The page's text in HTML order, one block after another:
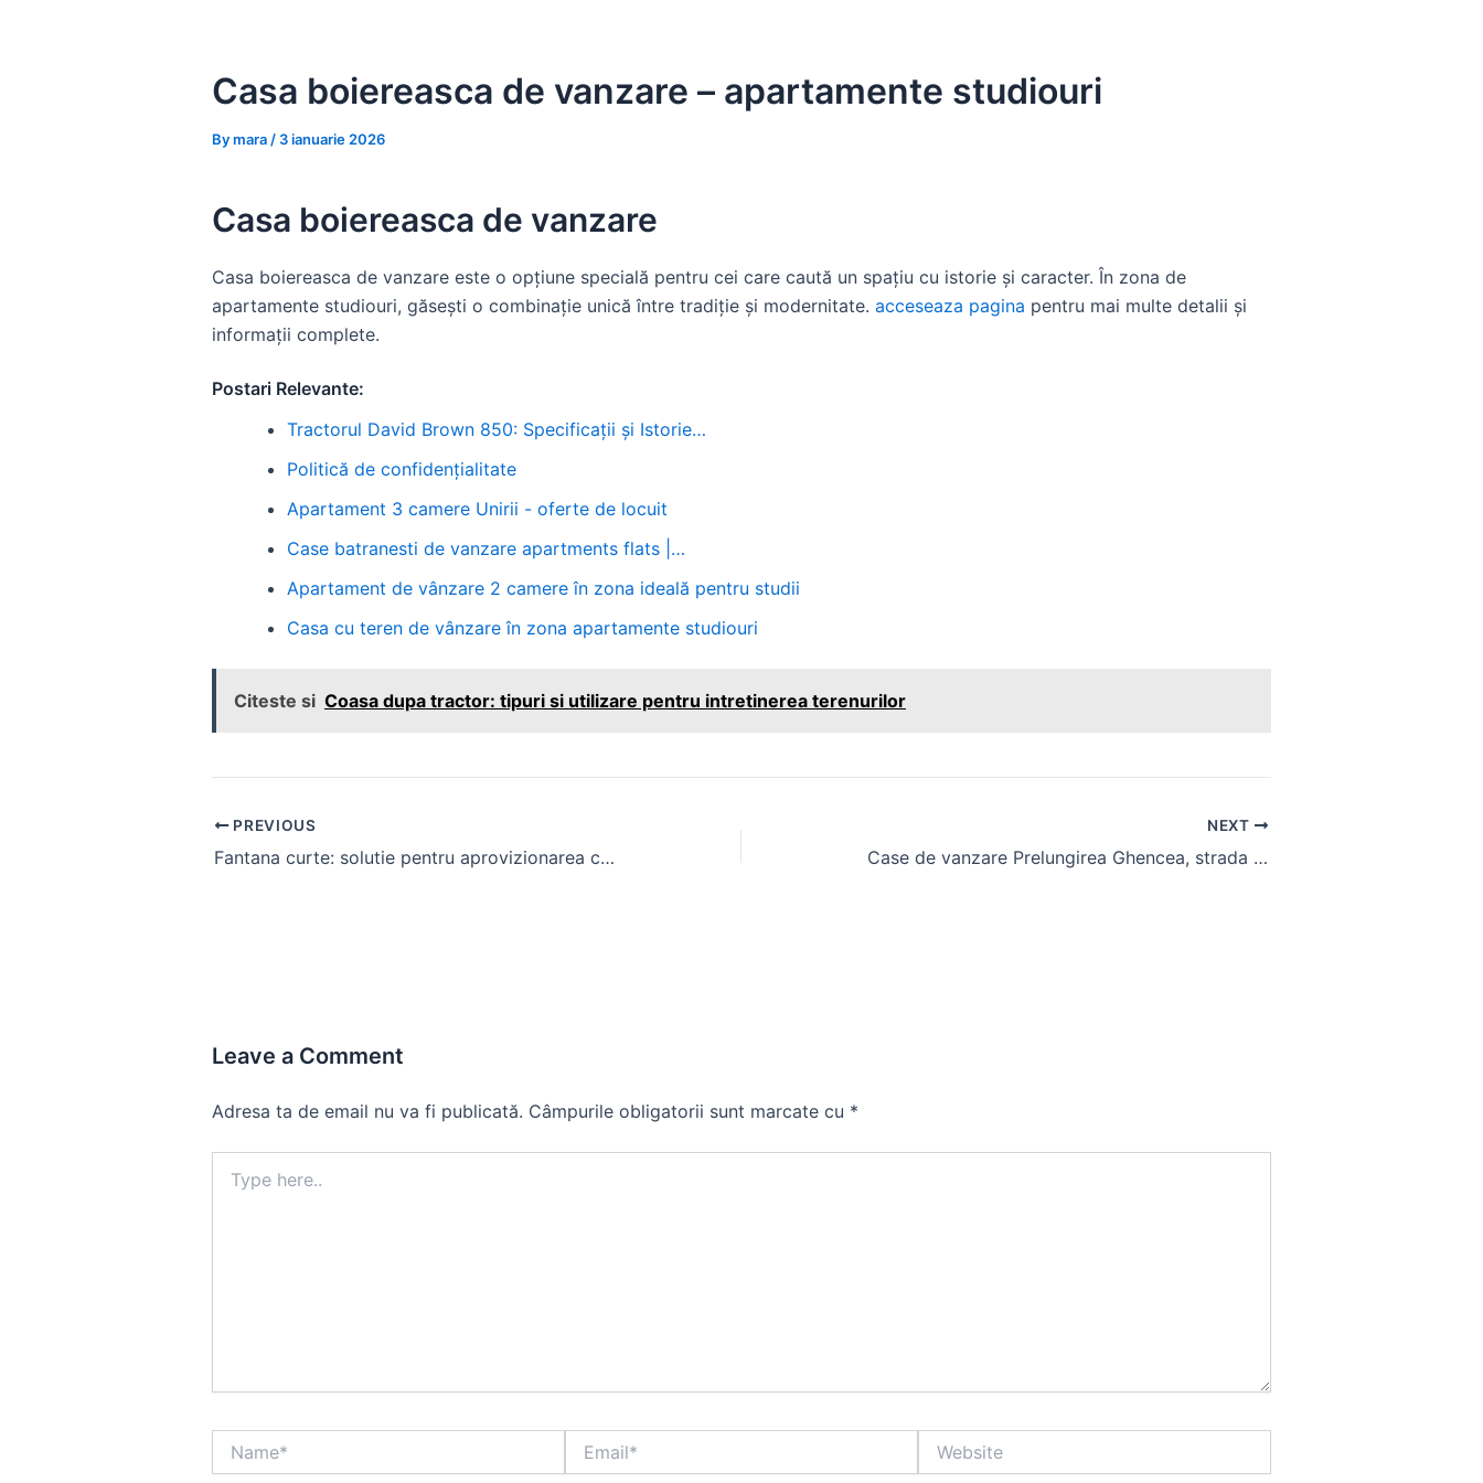
Casa boiereasca de vanzare – apartamente studiouri
Bymara / 3 ianuarie 2026
Casa boiereasca de vanzare
Casa boiereasca de vanzare este o opțiune specială pentru cei care caută un spațiu cu istorie și caracter. În zona de
apartamente studiouri, găsești o combinație unică între tradiție și modernitate. acceseaza pagina pentru mai multe detalii și
informații complete.
Postari Relevante:
Tractorul David Brown 850: Specificații și Istorie…
Politică de confidențialitate
Apartament 3 camere Unirii - oferte de locuit
Case batranesti de vanzare apartments flats |…
Apartament de vânzare 2 camere în zona ideală pentru studii
Casa cu teren de vânzare în zona apartamente studiouri
Citeste si Coasa dupa tractor: tipuri si utilizare pentru intretinerea terenurilor
Post
navigation
PREVIOUS
Fantana curte: solutie pentru aprovizionarea cu apa
NEXT
Case de vanzare Prelungirea Ghencea, strada Dantelei
Leave a Comment
Adresa ta de email nu va fi publicată. Câmpurile obligatorii sunt marcate cu *
here..